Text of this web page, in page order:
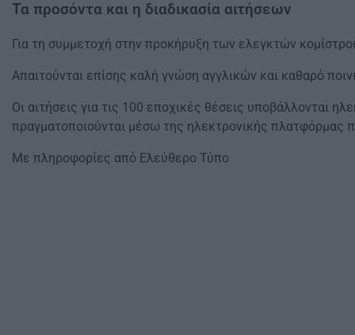
Τα προσόντα και η διαδικασία αιτήσεων
Για τη συμμετοχή στην προκήρυξη των ελεγκτών
Απαιτούνται επίσης καλή γνώση αγγλικών και καθαρό
Οι αιτήσεις για τις 100 εποχικές θέσεις υποβάλλονται
πραγματοποιούνται μέσω της ηλεκτρονικής πλατφόρμας
Με πληροφορίες από Ελεύθερο Τύπο